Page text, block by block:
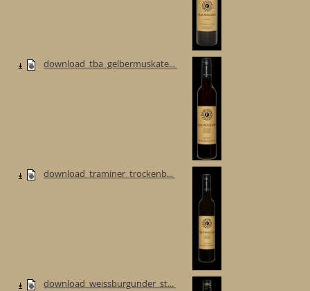
download_tba_gelbermuskate...
download_traminer_trockenb...
download_weissburgunder_st...